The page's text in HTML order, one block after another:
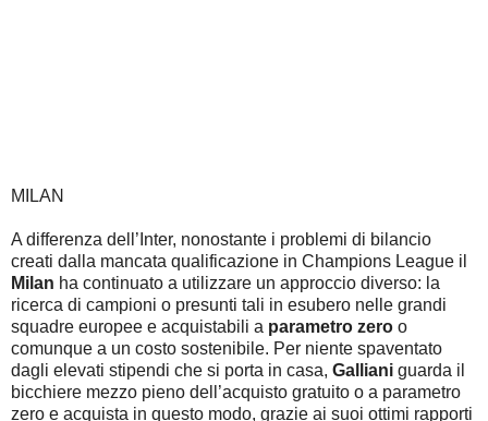
MILAN
A differenza dell’Inter, nonostante i problemi di bilancio
creati dalla mancata qualificazione in Champions League il
Milan ha continuato a utilizzare un approccio diverso: la
ricerca di campioni o presunti tali in esubero nelle grandi
squadre europee e acquistabili a parametro zero o
comunque a un costo sostenibile. Per niente spaventato
dagli elevati stipendi che si porta in casa, Galliani guarda il
bicchiere mezzo pieno dell’acquisto gratuito o a parametro
zero e acquista in questo modo, grazie ai suoi ottimi rapporti